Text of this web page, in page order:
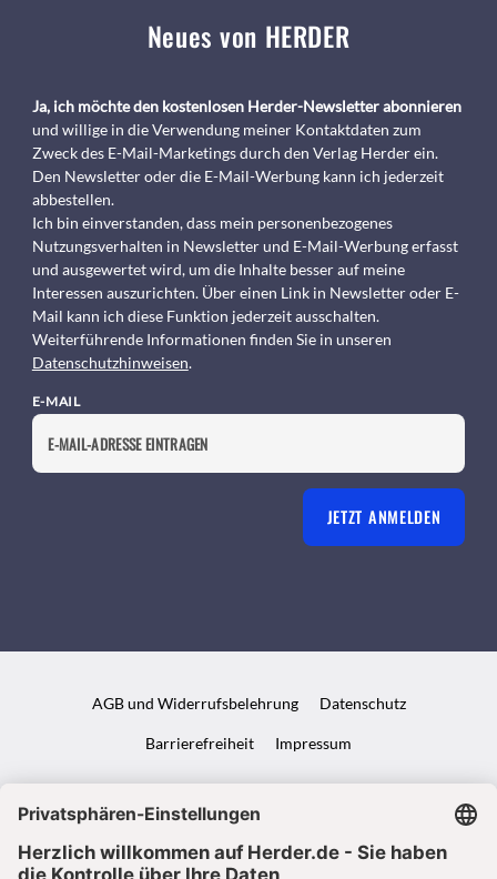
Neues von HERDER
Ja, ich möchte den kostenlosen Herder-Newsletter abonnieren
und willige in die Verwendung meiner Kontaktdaten zum
Zweck des E-Mail-Marketings durch den Verlag Herder ein.
Den Newsletter oder die E-Mail-Werbung kann ich jederzeit
abbestellen.
Ich bin einverstanden, dass mein personenbezogenes
Nutzungsverhalten in Newsletter und E-Mail-Werbung erfasst
und ausgewertet wird, um die Inhalte besser auf meine
Interessen auszurichten. Über einen Link in Newsletter oder E-
Mail kann ich diese Funktion jederzeit ausschalten.
Weiterführende Informationen finden Sie in unseren
Datenschutzhinweisen.
E-MAIL
JETZT ANMELDEN
AGB und Widerrufsbelehrung Datenschutz
Barrierefreiheit Impressum
VERTRAG WIDERRUFEN